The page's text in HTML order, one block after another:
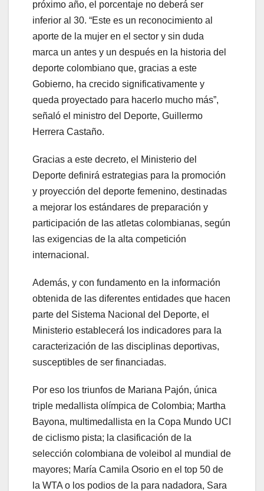
próximo año, el porcentaje no deberá ser
inferior al 30. “Este es un reconocimiento al
aporte de la mujer en el sector y sin duda
marca un antes y un después en la historia del
deporte colombiano que, gracias a este
Gobierno, ha crecido significativamente y
queda proyectado para hacerlo mucho más”,
señaló el ministro del Deporte, Guillermo
Herrera Castaño.
Gracias a este decreto, el Ministerio del
Deporte definirá estrategias para la promoción
y proyección del deporte femenino, destinadas
a mejorar los estándares de preparación y
participación de las atletas colombianas, según
las exigencias de la alta competición
internacional.
Además, y con fundamento en la información
obtenida de las diferentes entidades que hacen
parte del Sistema Nacional del Deporte, el
Ministerio establecerá los indicadores para la
caracterización de las disciplinas deportivas,
susceptibles de ser financiadas.
Por eso los triunfos de Mariana Pajón, única
triple medallista olímpica de Colombia; Martha
Bayona, multimedallista en la Copa Mundo UCI
de ciclismo pista; la clasificación de la
selección colombiana de voleibol al mundial de
mayores; María Camila Osorio en el top 50 de
la WTA o los podios de la para nadadora, Sara